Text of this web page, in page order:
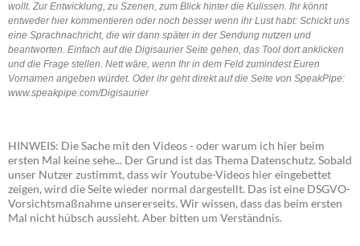
wollt. Zur Entwicklung, zu Szenen, zum Blick hinter die Kulissen. Ihr könnt
entweder hier kommentieren oder noch besser wenn ihr Lust habt: Schickt uns
eine Sprachnachricht, die wir dann später in der Sendung nutzen und
beantworten. Einfach auf die Digisaurier Seite gehen, das Tool dort anklicken
und die Frage stellen. Nett wäre, wenn Ihr in dem Feld zumindest Euren
Vornamen angeben würdet. Oder ihr geht direkt auf die Seite von SpeakPipe:
www.speakpipe.com/Digisaurier
HINWEIS: Die Sache mit den Videos - oder warum ich hier beim
ersten Mal keine sehe... Der Grund ist das Thema Datenschutz. Sobald
unser Nutzer zustimmt, dass wir Youtube-Videos hier eingebettet
zeigen, wird die Seite wieder normal dargestellt. Das ist eine DSGVO-
Vorsichtsmaßnahme unsererseits. Wir wissen, dass das beim ersten
Mal nicht hübsch aussieht. Aber bitten um Verständnis.